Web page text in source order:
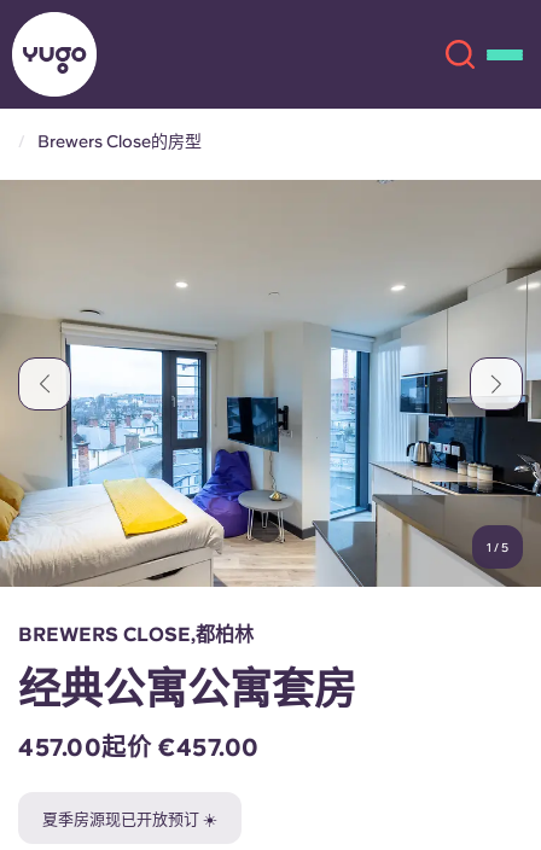
更多
账户 语言
English (GB)
English (US)
Chinese
Español
选择一个国家
立即预订
Català Deutsch
Italian French
Portuguese
Brewers Close的房型
1 /5
BREWERS CLOSE,都柏林
经典公寓公寓套房
457.00起价 €457.00
夏季房源现已开放预订 ☀️